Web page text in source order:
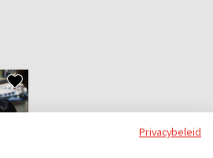
Privacybeleid